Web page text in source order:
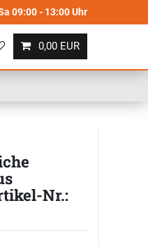
09:00 - 13:00 Uhr
0,00 EUR
Nr.: